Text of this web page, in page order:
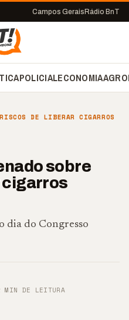
Campos Gerais Rádio BnT
POLICIALECONOMIA
DE LIBERAR CIGARROS
sobre
cigarros
dia do Congresso
MIN DE LEITURA